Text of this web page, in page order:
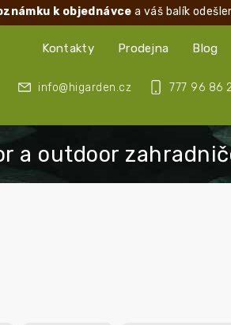
k objednávce a váš balík
777 96 86
info@higarden.cz
Kontakty Prodejna Blog